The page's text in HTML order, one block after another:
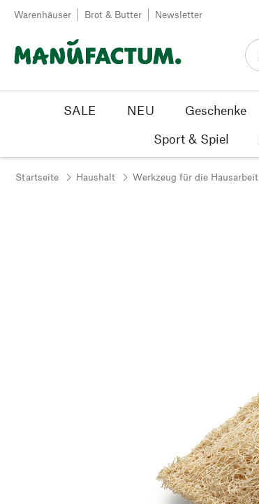
Zum Inhalt springen
Warenhäuser Brot & Butter Newsletter
SALE NEU Geschenke
Sport & Spiel
Startseite Haushalt Werkzeug für die Hausarbeit